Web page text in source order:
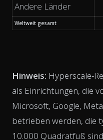
Andere Länder
Weltweit gesamt
Hinweis: Hyperscale-
als Einrichtungen, die
Microsoft, Google,
betrieben werden, die
10.000 Quadratfuß